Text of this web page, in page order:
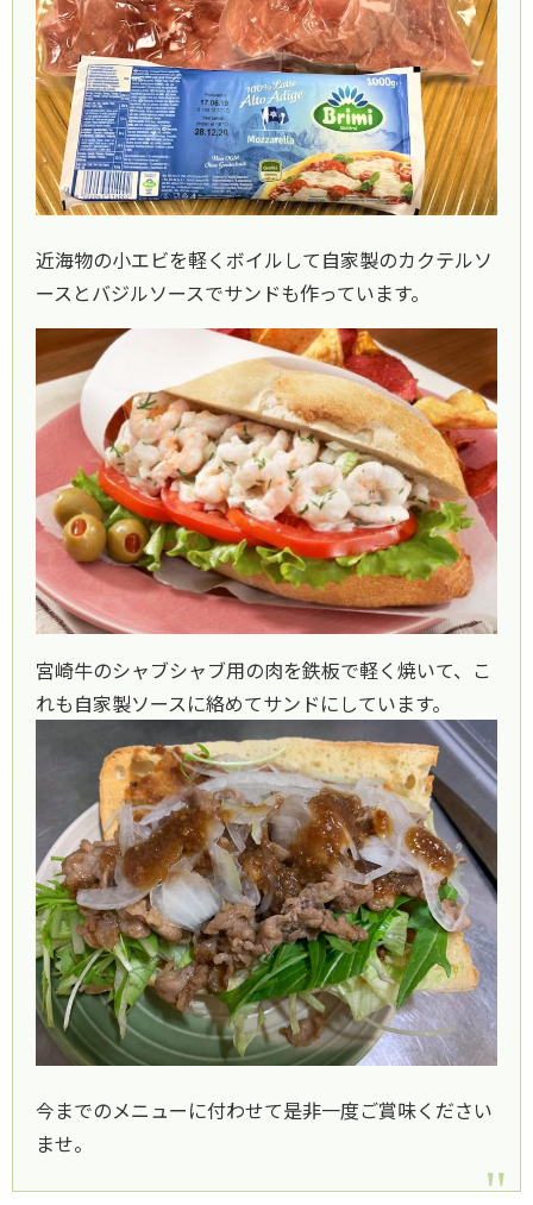
近海物の小エビを軽くボイルして自家製のカクテルソ
ースとバジルソースでサンドも作っています。
宮崎牛のシャブシャブ用の肉を鉄板で軽く焼いて、こ
れも自家製ソースに絡めてサンドにしています。
今までのメニューに付わせて是非一度ご賞味ください
ませ。